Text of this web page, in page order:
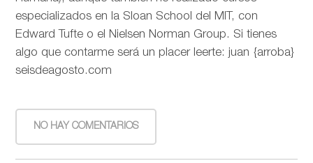
especializados en la Sloan School del MIT, con
Edward Tufte o el Nielsen Norman Group. Si tienes
algo que contarme será un placer leerte: juan {arroba}
seisdeagosto.com
NO HAY COMENTARIOS